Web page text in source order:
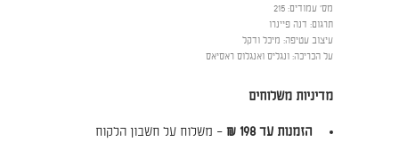
מס' עמודים:
215
תרגום: דנה פיינרו
עיצוב עטיפה: מיכל ודקל
על הכריכה: ונגליס ואנגלוס ראסיאס
מדיניות משלוחים
הזמנות עד 198 ₪
– משלוח על חשבון הלקוח